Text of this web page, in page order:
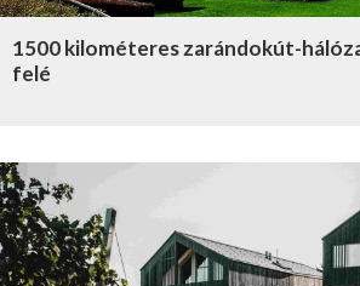
1500 kilométeres zarándokút-
felé